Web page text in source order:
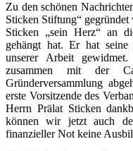
Zu den schönen
Sticken Stiftung“
Sticken „sein Herz“ an
gehängt hat. Er hat seine
unserer Arbeit
zusammen mit der
Gründerversammlung
erste Vorsit­zende des
Herrn Prälat Sticken
können wir jetzt auch
finanzieller Not keine